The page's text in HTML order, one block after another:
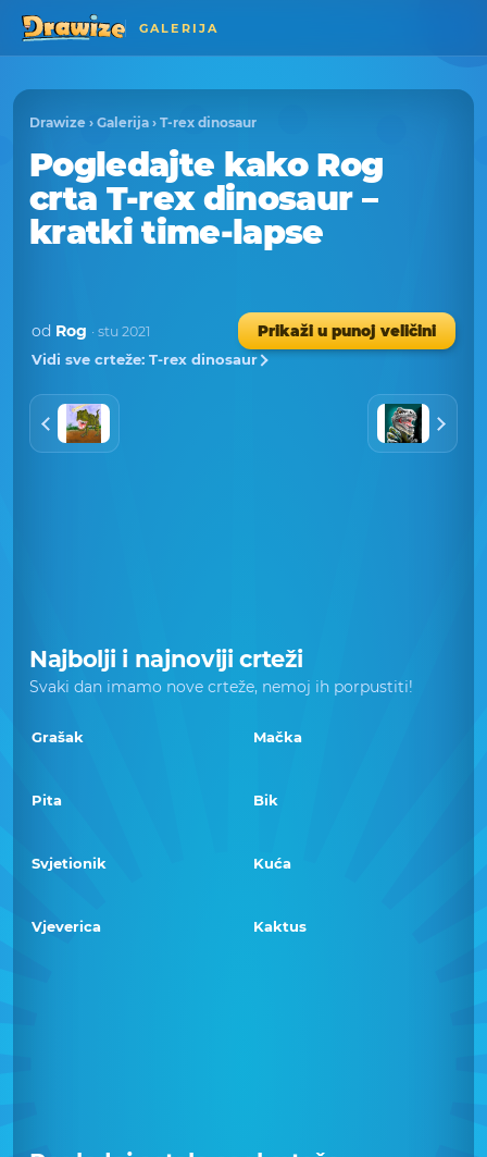
GALERIJA
Drawize › Galerija › T-rex dinosaur
Pogledajte kako Rog
crta T-rex dinosaur –
kratki time-lapse
od Rog · stu 2021
Prikaži u punoj veličini
Vidi sve crteže: T-rex dinosaur
Najbolji i najnoviji crteži
Svaki dan imamo nove crteže, nemoj ih porpustiti!
Grašak Mačka
Pita Bik
Svjetionik Kuća
Vjeverica Kaktus